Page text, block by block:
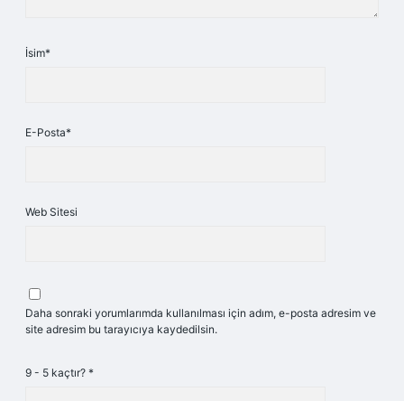
İsim*
E-Posta*
Web Sitesi
Daha sonraki yorumlarımda kullanılması için adım, e-posta adresim ve
site adresim bu tarayıcıya kaydedilsin.
9 - 5 kaçtır? *